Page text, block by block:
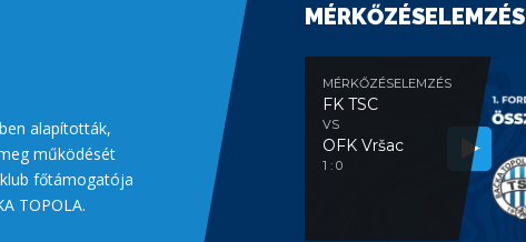
alapították,
működését
főtámogatója
TOPOLA.
MÉRKŐZÉSELEMZÉS
MÉRKŐZÉSELEMZÉS
FK TSC
VS
OFK Vršac
1 : 0